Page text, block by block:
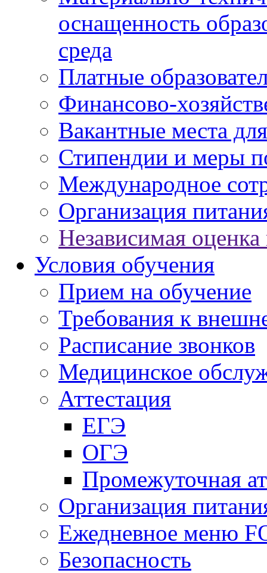
оснащенность
среда
Платные
Финансово-
Вакантные места
Стипендии и меры
Международное
Организация
Независимая оценка
Условия обучения
Прием на обучение
Требования к
Расписание звонков
Медицинское
Аттестация
ЕГЭ
ОГЭ
Промежуточная
Организация
Ежедневное меню
Безопасность